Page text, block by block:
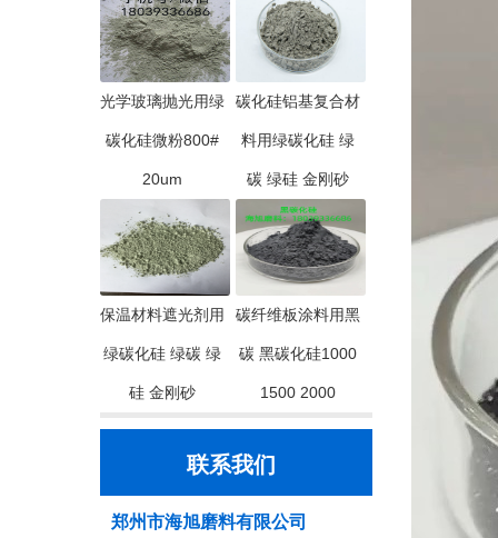
光学玻璃抛光用绿
碳化硅微粉800#
20um
碳化硅铝基复合材
料用绿碳化硅 绿
碳 绿硅 金刚砂
保温材料遮光剂用
绿碳化硅 绿碳 绿
硅 金刚砂
碳纤维板涂料用黑
碳 黑碳化硅1000
1500 2000
联系我们
郑州市海旭磨料有限公司